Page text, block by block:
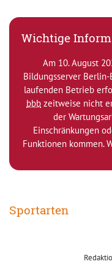
Wichtige
Am 10. August
Bildungsserver Berlin-
laufenden Betrieb
bbb zeitweise nicht
der
Einschränkungen
Funktionen kommen.
Sportarten